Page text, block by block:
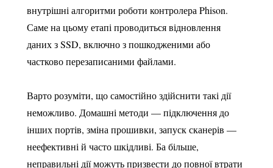
внутрішні алгоритми роботи контролера Phison.
Саме на цьому етапі проводиться відновлення
даних з SSD, включно з пошкодженими або
частково перезаписаними файлами.
Варто розуміти, що самостійно здійснити такі дії
неможливо. Домашні методи — підключення до
інших портів, зміна прошивки, запуск сканерів —
неефективні й часто шкідливі. Ба більше,
неправильні дії можуть призвести до повної втрати